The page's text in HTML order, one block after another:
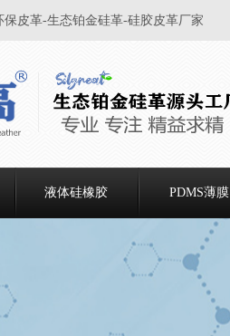
皮革-生态铂金硅革-硅胶皮革厂家
液体硅橡胶 PDMS薄膜